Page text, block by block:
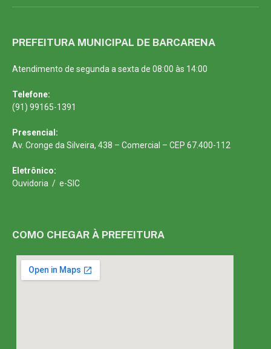
PREFEITURA MUNICIPAL DE BARCARENA
Atendimento de segunda a sexta de 08:00 às 14:00
Telefone:
(91) 99165-1391
Presencial:
Av. Cronge da Silveira, 438 – Comercial – CEP 67.400-112
Eletrônico:
Ouvidoria / e-SIC
COMO CHEGAR À PREFEITURA